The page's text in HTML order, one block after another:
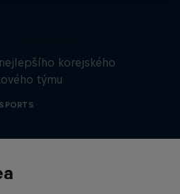
korejského
týmu